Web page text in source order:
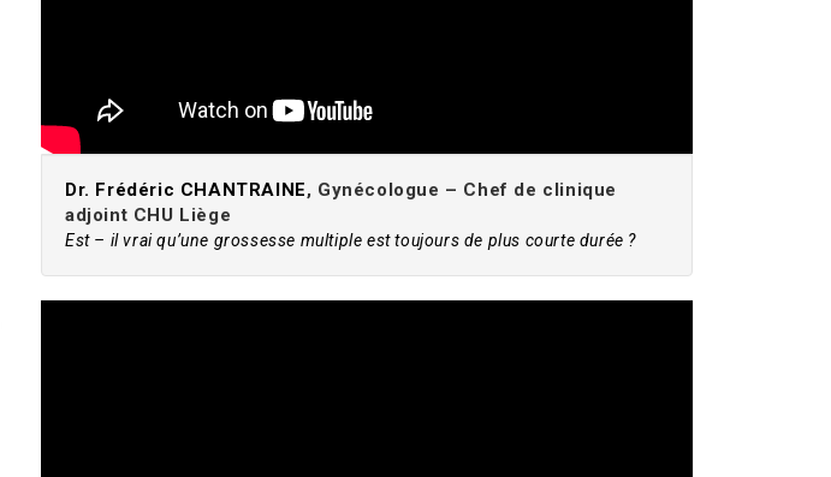
Dr. Frédéric CHANTRAINE, Gynécologue – Chef de clinique
adjoint CHU Liège
Est – il vrai qu’une grossesse multiple est toujours de plus courte durée ?